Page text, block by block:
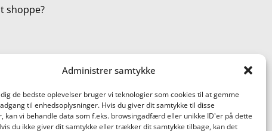
Administrer samtykke
de bedste oplevelser bruger vi teknologier som cookies til at gemme
til enhedsoplysninger. Hvis du giver dit samtykke til disse
kan vi behandle data som f.eks. browsingadfærd eller unikke ID'er på dette
du ikke giver dit samtykke eller trækker dit samtykke tilbage, kan det
shoppe?